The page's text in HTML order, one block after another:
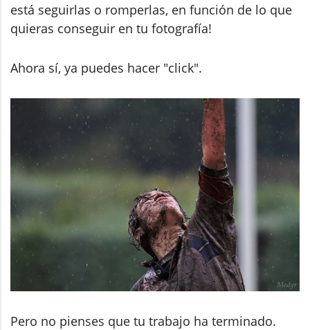
está seguirlas o romperlas, en función de lo que
quieras conseguir en tu fotografía!
Ahora sí, ya puedes hacer "click".
Pero no pienses que tu trabajo ha terminado.